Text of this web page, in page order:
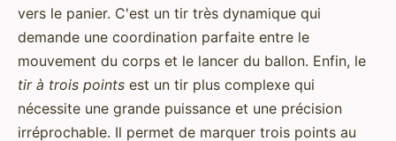
vers le panier. C'est un tir très dynamique qui
demande une coordination parfaite entre le
mouvement du corps et le lancer du ballon. Enfin, le
tir à trois points est un tir plus complexe qui
nécessite une grande puissance et une précision
irréprochable. Il permet de marquer trois points au